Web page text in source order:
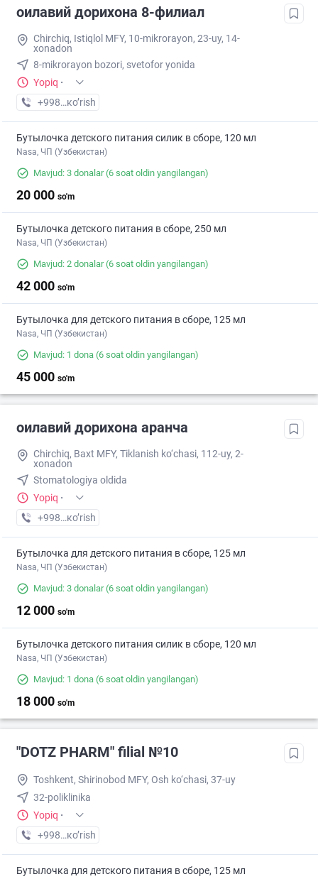
оилавий дорихона 8-филиал
Chirchiq, Istiqlol MFY, 10-mikrorayon, 23-uy, 14-
xonadon
8-mikrorayon bozori, svetofor yonida
Yopiq ·
+998 (97) XXX-XX-XX
кo’rish
Бутылочка детского питания силик в сборе, 120 мл
Nasa, ЧП (Узбекистан)
Mavjud: 3 donalar(6 soat oldin yangilangan)
20 000 so'm
Бутылочка детского питания в сборе, 250 мл
Nasa, ЧП (Узбекистан)
Mavjud: 2 donalar(6 soat oldin yangilangan)
42 000 so'm
Бутылочка для детского питания в сборе, 125 мл
Nasa, ЧП (Узбекистан)
Mavjud: 1 dona (6 soat oldin yangilangan)
45 000 so'm
оилавий дорихона аранча
Chirchiq, Baxt MFY, Tiklanish ko‘chasi, 112-uy, 2-
xonadon
Stomatologiya oldida
Yopiq ·
+998 (97) XXX-XX-XX
кo’rish
Бутылочка для детского питания в сборе, 125 мл
Nasa, ЧП (Узбекистан)
Mavjud: 3 donalar(6 soat oldin yangilangan)
12 000 so'm
Бутылочка детского питания силик в сборе, 120 мл
Nasa, ЧП (Узбекистан)
Mavjud: 1 dona (6 soat oldin yangilangan)
18 000 so'm
"DOTZ PHARM" filial №10
Toshkent, Shirinobod MFY, Osh ko‘chasi, 37-uy
32-poliklinika
Yopiq ·
+998 (77) XXX-XX-XX
кo’rish
Бутылочка для детского питания в сборе, 125 мл